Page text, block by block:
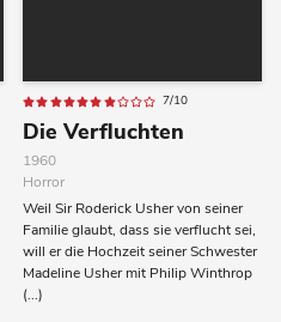
7/10
Die Verfluchten
1960
Horror
Weil Sir Roderick Usher von seiner
Familie glaubt, dass sie verflucht sei,
will er die Hochzeit seiner Schwester
Madeline Usher mit Philip Winthrop
(...)